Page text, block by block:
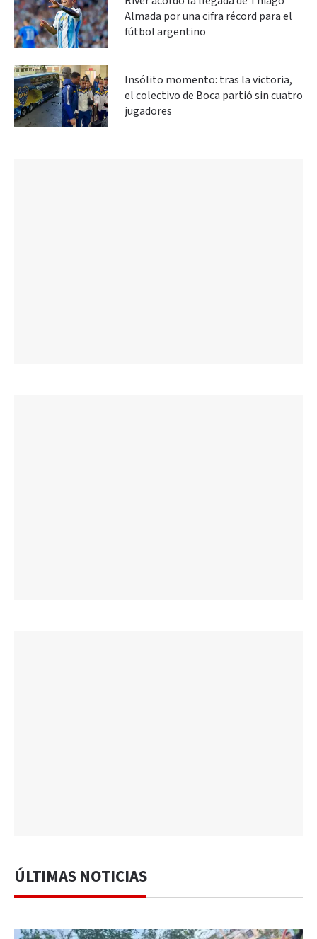
Almada por una cifra récord para el
fútbol argentino
Insólito momento: tras la victoria,
el colectivo de Boca partió sin cuatro
jugadores
ÚLTIMAS NOTICIAS